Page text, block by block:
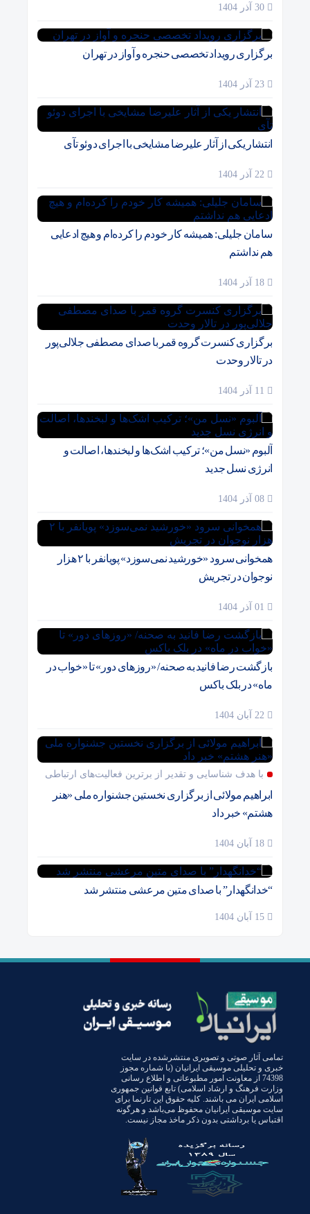
برگزاری رویداد تخصصی حنجره و آواز در تهران
انتشار یکی از آثار علیرضا مشایخی با اجرای دوئو تآی
سامان جلیلی: همیشه کار خودم را کرده‌ام و هیچ ادعایی
هم نداشتم
برگزاری کنسرت گروه قمر با صدای مصطفی جلالی‌پور
در تالار وحدت
آلبوم «نسل من»؛ ترکیب اشک‌ها و لبخندها، اصالت و
انرژی نسل جدید
همخوانی سرود «خورشید نمی‌سوزد» پویانفر با ۲ هزار
نوجوان در تجریش
بازگشت رضا فانید به صحنه/ «روزهای دور» تا «خواب در
ماه» در بلک باکس
با هدف شناسایی و تقدیر از برترین فعالیت‌های ارتباطی
ابراهیم مولائی از برگزاری نخستین جشنواره ملی «هنر
هشتم» خبر داد
“خدانگهدار” با صدای متین مرعشی منتشر شد
تمامی آثار صوتی و تصویری منتشرشده در سایت
خبری و تحلیلی موسیقی ایرانیان (با شماره مجوز
74398 از معاونت امور مطبوعاتی و اطلاع رسانی
وزارت فرهنگ و ارشاد اسلامی) تابع قوانین جمهوری
اسلامی ایران می باشند. کلیه حقوق این تارنما برای
سایت موسیقی ایرانیان محفوظ می‌باشد و هرگونه
اقتباس یا برداشتی بدون ذکر ماخذ مجاز نیست.